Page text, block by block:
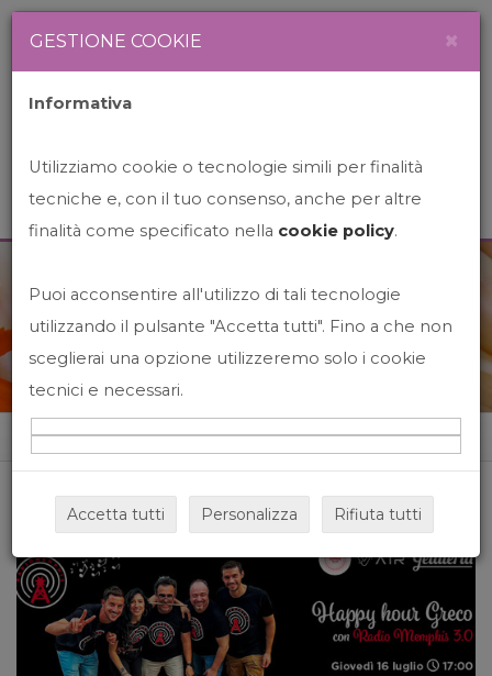
News&Events
Home News&events
GESTIONE COOKIE ×
Informativa
Utilizziamo cookie o tecnologie simili per finalità
tecniche e, con il tuo consenso, anche per altre
finalità come specificato nella cookie policy.
Puoi acconsentire all'utilizzo di tali tecnologie
utilizzando il pulsante "Accetta tutti". Fino a che non
sceglierai una opzione utilizzeremo solo i cookie
tecnici e necessari.
Accetta tutti Personalizza Rifiuta tutti